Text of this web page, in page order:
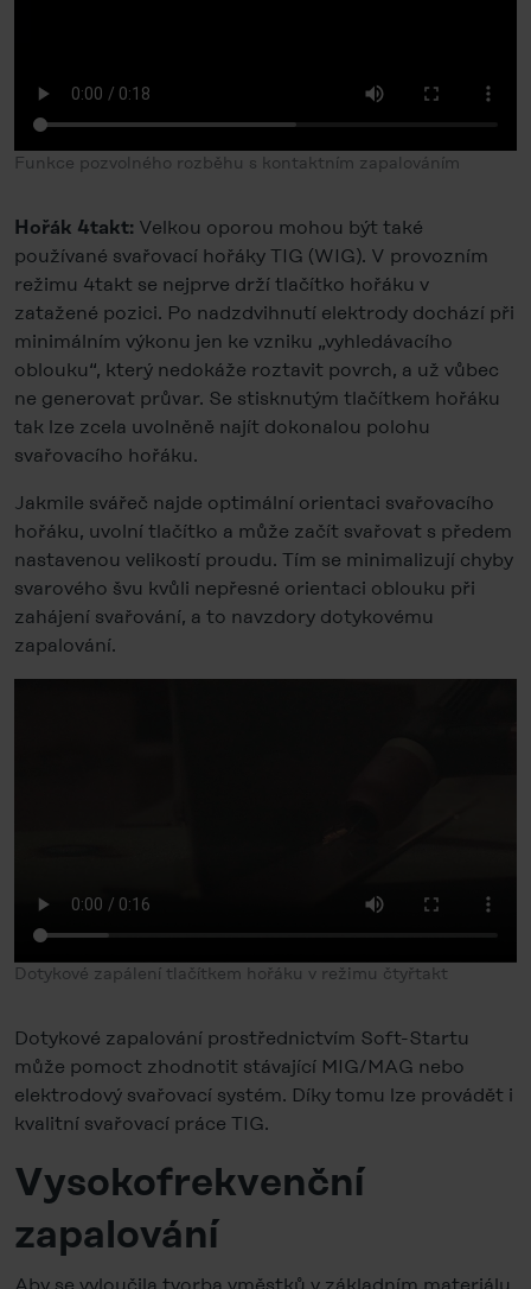
Funkce pozvolného rozběhu s kontaktním zapalováním
Hořák 4takt: Velkou oporou mohou být také
používané svařovací hořáky TIG (WIG). V provozním
režimu 4takt se nejprve drží tlačítko hořáku v
zatažené pozici. Po nadzdvihnutí elektrody dochází při
minimálním výkonu jen ke vzniku „vyhledávacího
oblouku“, který nedokáže roztavit povrch, a už vůbec
ne generovat průvar. Se stisknutým tlačítkem hořáku
tak lze zcela uvolněně najít dokonalou polohu
svařovacího hořáku.
Jakmile svářeč najde optimální orientaci svařovacího
hořáku, uvolní tlačítko a může začít svařovat s předem
nastavenou velikostí proudu. Tím se minimalizují chyby
svarového švu kvůli nepřesné orientaci oblouku při
zahájení svařování, a to navzdory dotykovému
zapalování.
Dotykové zapálení tlačítkem hořáku v režimu čtyřtakt
Dotykové zapalování prostřednictvím Soft-Startu
může pomoct zhodnotit stávající MIG/MAG nebo
elektrodový svařovací systém. Díky tomu lze provádět i
kvalitní svařovací práce TIG.
Vysokofrekvenční
zapalování